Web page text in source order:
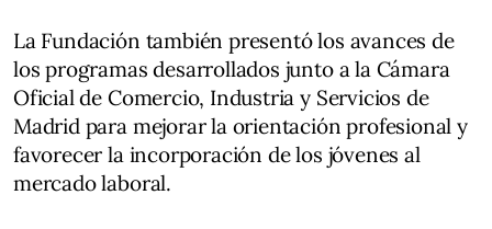
La Fundación también presentó los avances de
los programas desarrollados junto a la Cámara
Oficial de Comercio, Industria y Servicios de
Madrid para mejorar la orientación profesional y
favorecer la incorporación de los jóvenes al
mercado laboral.